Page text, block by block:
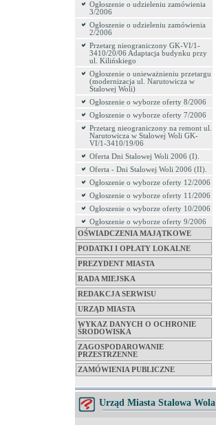
Ogłoszenie o udzieleniu zamówienia
3/2006
Ogłoszenie o udzieleniu zamówienia
2/2006
Przetarg nieograniczony GK-VI/1-
3410/20/06 Adaptacja budynku przy
ul. Kilińskiego
Ogłoszenie o unieważnieniu przetargu
(modernizacja ul. Narutowicza w
Stalowej Woli)
Ogłoszenie o wyborze oferty 8/2006
Ogłoszenie o wyborze oferty 7/2006
Przetarg nieograniczony na remont ul.
Narutowicza w Stalowej Woli GK-
VI/1-3410/19/06
Oferta Dni Stalowej Woli 2006 (I).
Oferta - Dni Stalowej Woli 2006 (II).
Ogłoszenie o wyborze oferty 12/2006
Ogłoszenie o wyborze oferty 11/2006
Ogłoszenie o wyborze oferty 10/2006
Ogłoszenie o wyborze oferty 9/2006
OŚWIADCZENIA MAJĄTKOWE
PODATKI I OPŁATY LOKALNE
PREZYDENT MIASTA
RADA MIEJSKA
REDAKCJA SERWISU
URZĄD MIASTA
WYKAZ DANYCH O OCHRONIE
ŚRODOWISKA
ZAGOSPODAROWANIE
PRZESTRZENNE
ZAMÓWIENIA PUBLICZNE
Urząd Miasta Stalowa Wola